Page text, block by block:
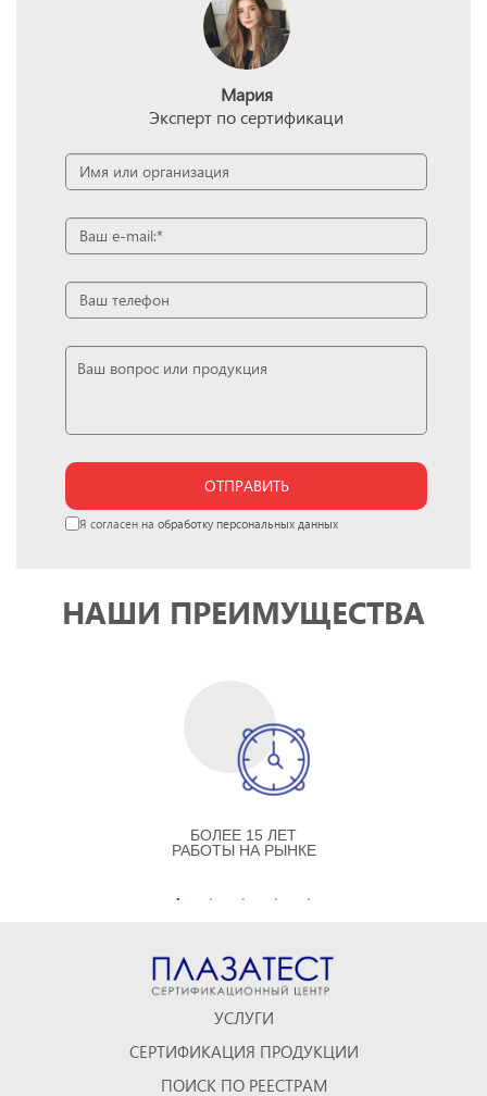
Мария
Эксперт по сертификаци
ОТПРАВИТЬ
Я согласен на обработку персональных данных
НАШИ ПРЕИМУЩЕСТВА
БОЛЕЕ 15 ЛЕТ
РАБОТЫ НА РЫНКЕ
УСЛУГИ
СЕРТИФИКАЦИЯ ПРОДУКЦИИ
ПОИСК ПО РЕЕСТРАМ